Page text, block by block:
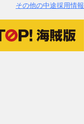
その他の中途採用情報